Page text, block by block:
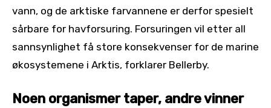
vann, og de arktiske farvannene er derfor spesielt
sårbare for havforsuring. Forsuringen vil etter all
sannsynlighet få store konsekvenser for de marine
økosystemene i Arktis, forklarer Bellerby.
Noen organismer taper, andre vinner